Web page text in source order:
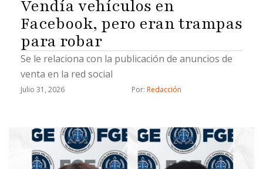
Vendía vehículos en
Facebook, pero eran trampas
para robar
Se le relaciona con la publicación de anuncios de
venta en la red social
Julio 31, 2026 Por: Redacción